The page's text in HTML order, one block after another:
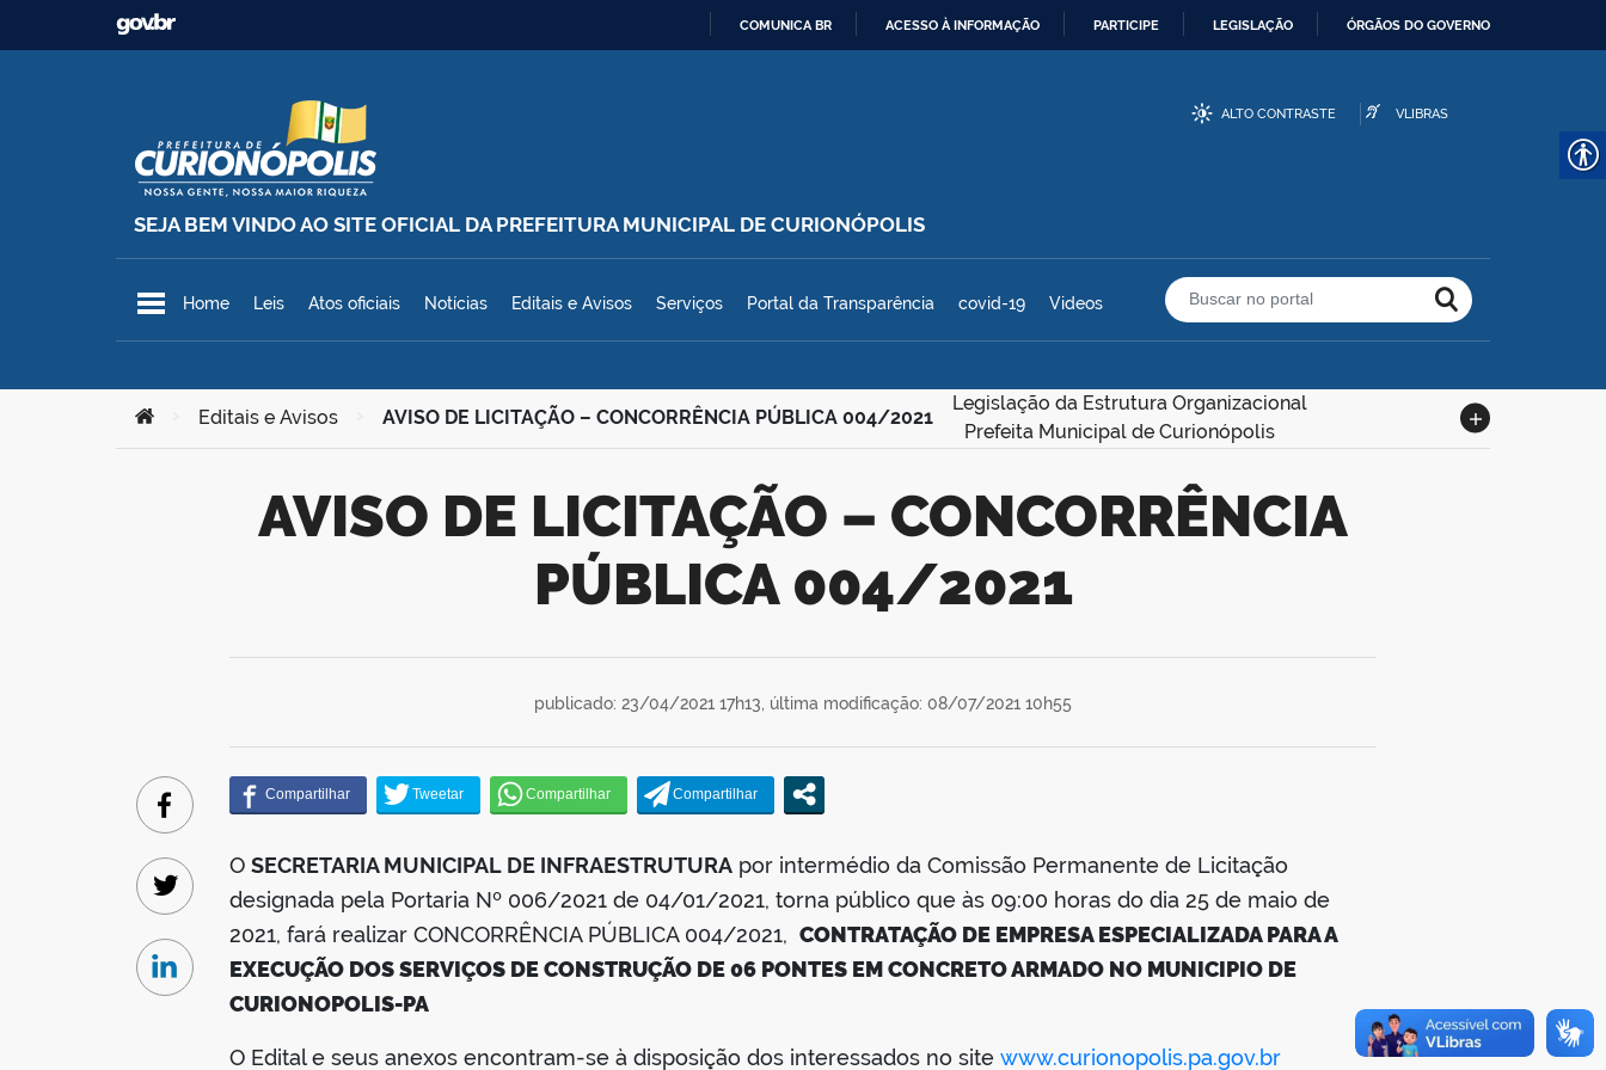
Ir para o conteúdo COMUNICA BR ACESSO À INFORMAÇÃO PARTICIPE LEGISLAÇÃO ÓRGÃOS DO GOVERNO
SEJA BEM VINDO AO SITE OFICIAL DA PREFEITURA MUNICIPAL DE CURIONÓPOLIS
Prefeitura Municipal de Curionópolis
ALTO CONTRASTE VLIBRAS
Home Leis Atos oficiais Notícias Editais e Avisos Serviços Portal da Transparência covid-19 Videos Buscar no portal
Você está aqui:
Editais e Avisos AVISO DE LICITAÇÃO – CONCORRÊNCIA PÚBLICA 004/2021
Legislação da Estrutura Organizacional
Prefeita Municipal de Curionópolis
AVISO DE LICITAÇÃO – CONCORRÊNCIA
PÚBLICA 004/2021
publicado: 23/04/2021 17h13, última modificação: 08/07/2021 10h55
O SECRETARIA MUNICIPAL DE INFRAESTRUTURA por intermédio da Comissão Permanente de Licitação
designada pela Portaria Nº 006/2021 de 04/01/2021, torna público que às 09:00 horas do dia 25 de maio de
2021, fará realizar CONCORRÊNCIA PÚBLICA 004/2021, CONTRATAÇÃO DE EMPRESA ESPECIALIZADA PARA A
EXECUÇÃO DOS SERVIÇOS DE CONSTRUÇÃO DE 06 PONTES EM CONCRETO ARMADO NO MUNICIPIO DE
CURIONOPOLIS-PA
O Edital e seus anexos encontram-se à disposição dos interessados no site www.curionopolis.pa.gov.br
Facebook
Twitter
Linkedin